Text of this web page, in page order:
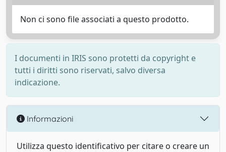
Non ci sono file associati a questo prodotto.
I documenti in IRIS sono protetti da copyright e
tutti i diritti sono riservati, salvo diversa
indicazione.
Informazioni
Utilizza questo identificativo per citare o creare un